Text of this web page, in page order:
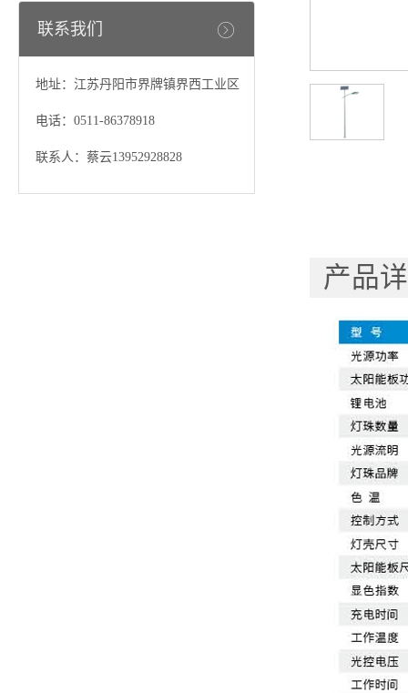
联系我们
地址：江苏丹阳市界牌镇界西工业区
电话：0511-86378918
联系人：蔡云13952928828
产品